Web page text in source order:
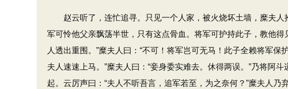
赵云听了，连忙追寻。只见一个人家，被火烧坏土墙，糜夫人
军可怜他父亲飘荡半世，只有这点骨血。将军可护持此子，教他
人透出重围。”糜夫人曰：“不可！将军岂可无马！此子全赖将军
夫人速速上马。”糜夫人曰：“妾身委实难去。休得两误。”乃将阿
起。云厉声曰：“夫人不听吾言，追军若至，为之奈何？”糜夫人